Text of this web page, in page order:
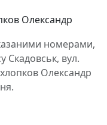
Олександр
номерами,
Скадовськ, вул.
Олександр